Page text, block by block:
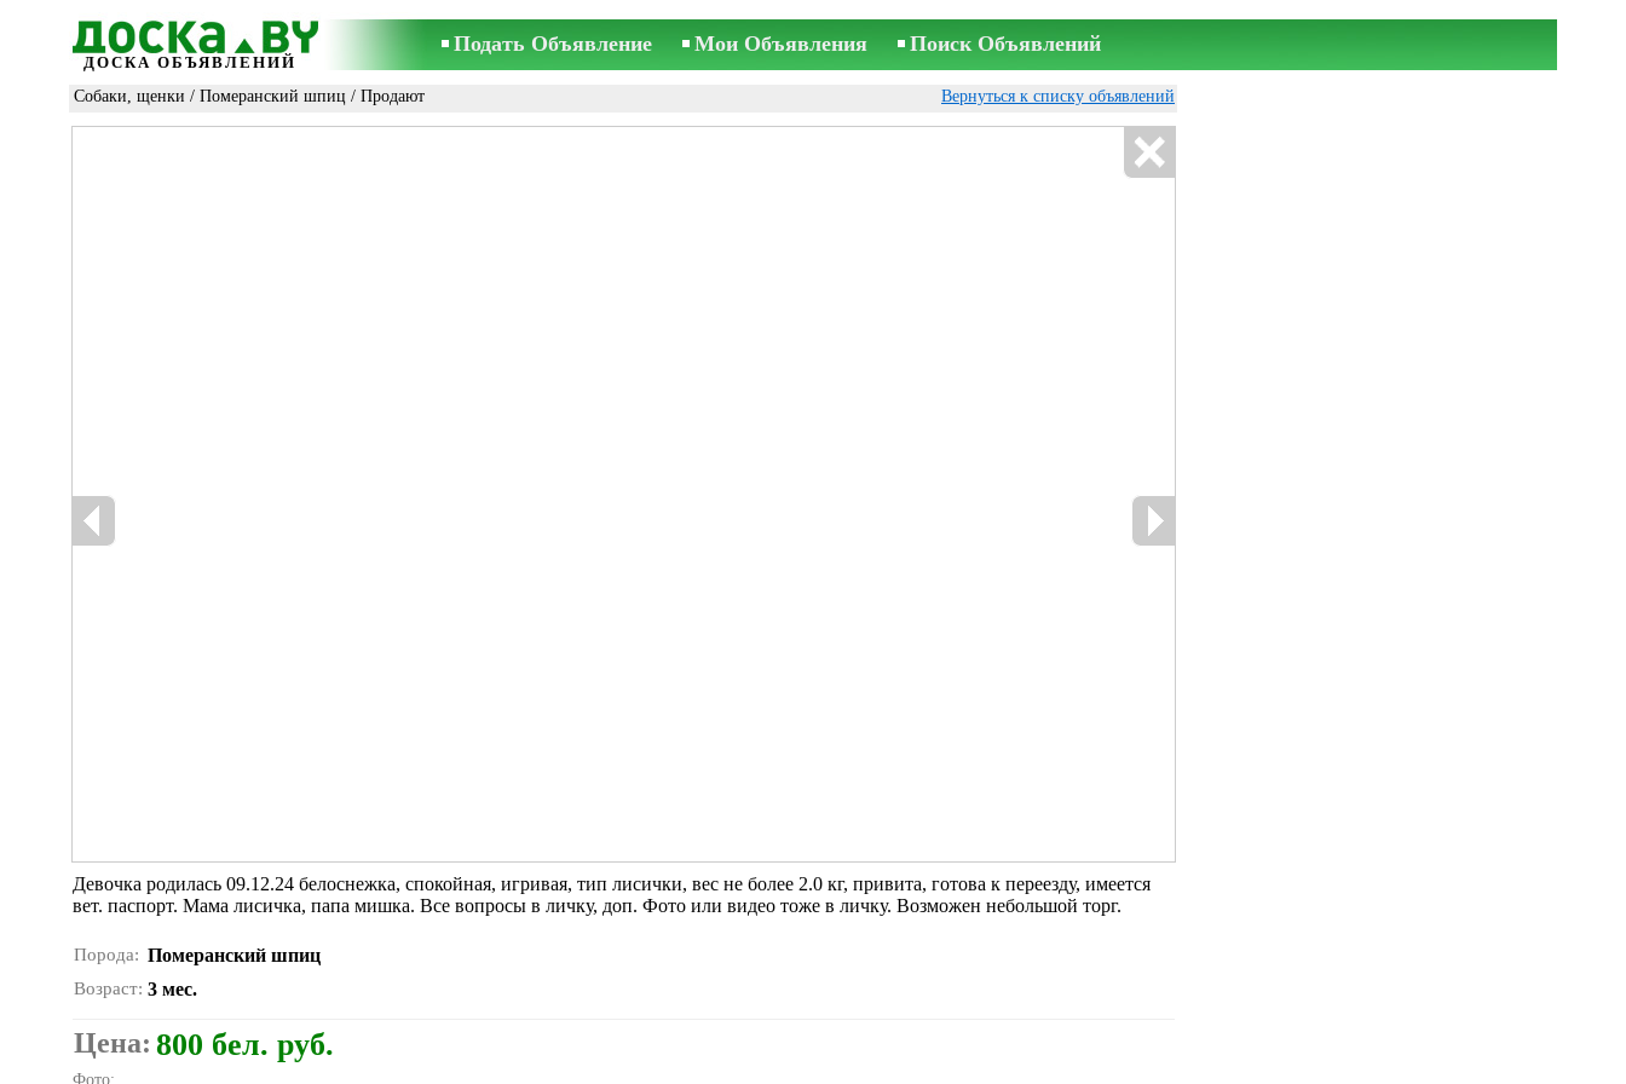
ДОСКА ОБЪЯВЛЕНИЙ
Подать Объявление Мои Объявления Поиск Объявлений
Собаки, щенки / Померанский шпиц / Продают Вернуться к списку объявлений
Девочка родилась 09.12.24 белоснежка, спокойная, игривая, тип лисички, вес не более 2.0 кг, привита, готова к переезду, имеется
вет. паспорт. Мама лисичка, папа мишка. Все вопросы в личку, доп. Фото или видео тоже в личку. Возможен небольшой торг.
Порода: Померанский шпиц
Возраст: 3 мес.
Цена: 800 бел. руб.
Фото: